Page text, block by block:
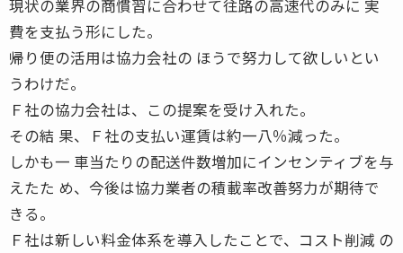
現状の業界の商慣習に合わせて往路の高速代のみに 実
費を支払う形にした。
帰り便の活用は協力会社の ほうで努力して欲しいとい
うわけだ。
Ｆ社の協力会社は、この提案を受け入れた。
その結 果、Ｆ社の支払い運賃は約一八％減った。
しかも一 車当たりの配送件数増加にインセンティブを与
えたた め、今後は協力業者の積載率改善努力が期待で
きる。
Ｆ社は新しい料金体系を導入したことで、コスト削減 の